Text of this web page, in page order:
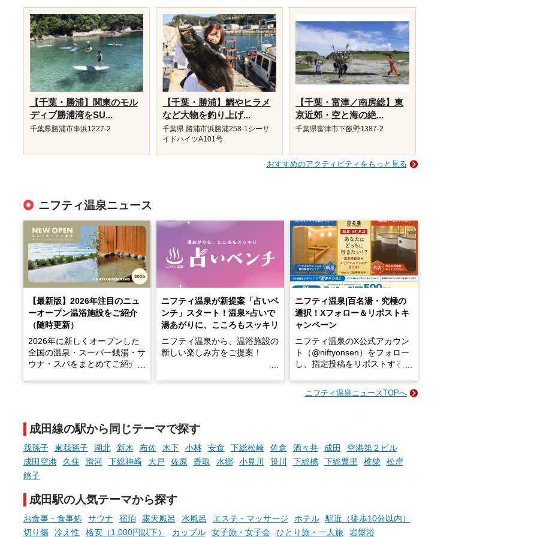
【千葉・勝浦】関東のモル
ディブ勝浦湾をSU...
千葉県勝浦市串浜1227-2
【千葉・勝浦】鯛やヒラメ
など大物を釣り上げ...
千葉県 勝浦市浜勝浦258-1シーサ
イドハイツA101号
【千葉・富津／南房総】東
京近郊・空と海の絶...
千葉県富津市下飯野1387-2
おすすめのアクティビティをもっと見る
ニフティ温泉ニュース
【最新版】2026年注目のニュ
ーオープン温浴施設をご紹介
（随時更新）
2026年に新しくオープンした
全国の温泉・スーパー銭湯・サ
ウナ・スパをまとめてご紹介！
まったスポットが続々登場して
います。
現地取材記事もあわせて紹介し
ていますので、気になる施設は
ぜひチェックして次のおでかけ
先の参考にしてみてください
ニフティ温泉が新提案「占いベ
ンチ」スタート！温泉×占いで
湯あがりに、こころもスッキリ
ニフティ温泉から、温浴施設の
新しい楽しみ方をご提案！
手相やタロットなど気軽に楽し
める占いで、“ととのう”おふろ
時間を、もっと特別に。
ニフティ温泉|百名湯・究極の
選択！Xフォロー＆リポストキ
ャンペーン
ニフティ温泉のX公式アカウン
ト（@niftyonsen）をフォロー
し、指定投稿をリポストする
GIFT500円分をプレゼントい
ニフティ温泉ニュースTOPへ
成田線の駅から同じテーマで探す
我孫子 東我孫子 湖北 新木 布佐 木下 小林 安食 下総松崎 佐倉 酒々井 成田
空港第２ビル
成田空港
久住 滑河 下総神崎 大戸 佐原 香取 水郷 小見川 笹川 下総橘 下総豊里 椎柴
松岸
銚子
成田駅の人気テーマから探す
お食事・食事処 サウナ 宿泊 露天風呂 水風呂 エステ・マッサージ ホテル
駅近（徒歩10分以内）
切り傷
冷え性 格安（1,000円以下） カップル 女子旅・女子会 ひとり旅・一人旅 岩盤浴